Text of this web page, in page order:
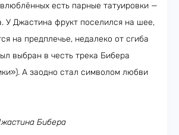
есть парные татуировки —
У Джастина фрукт поселился на шее,
на предплечье, недалеко от сгиба
выбран в честь трека Бибера
А заодно стал символом любви
Бибера